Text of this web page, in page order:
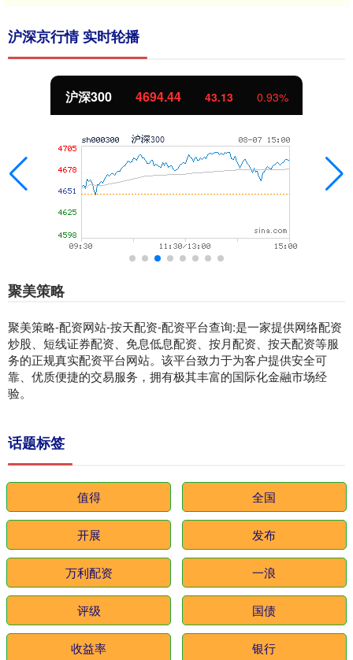
沪深京行情 实时轮播
沪深300 4694.44 43.13 0.93%
聚美策略
聚美策略-配资网站-按天配资-配资平台查询:是一家提供网络配资
炒股、短线证券配资、免息低息配资、按月配资、按天配资等服
务的正规真实配资平台网站。该平台致力于为客户提供安全可
靠、优质便捷的交易服务，拥有极其丰富的国际化金融市场经
验。
话题标签
值得 全国
开展 发布
万利配资 一浪
评级 国债
收益率 银行